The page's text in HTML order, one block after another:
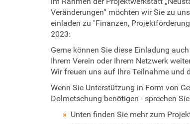
e
r
t
p
s
:
/
/
w
w
w
Veränderungen“ möchten wir Sie zu
einladen zu "Finanzen,
2023:
Gerne können Sie diese Einladung
Ihrem Verein oder Ihrem Netzwerk
Wir freuen uns auf Ihre Teilnahme und
Wenn Sie Unterstützung in Form von
Dolmetschung benötigen - sprechen
Unten finden Sie mehr zum